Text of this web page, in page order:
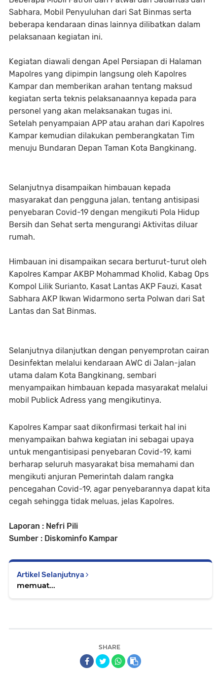
Sabhara, Mobil Penyuluhan dari Sat Binmas serta
beberapa kendaraan dinas lainnya dilibatkan dalam
pelaksanaan kegiatan ini.
Kegiatan diawali dengan Apel Persiapan di Halaman
Mapolres yang dipimpin langsung oleh Kapolres
Kampar dan memberikan arahan tentang maksud
kegiatan serta teknis pelaksanaannya kepada para
personel yang akan melaksanakan tugas ini.
Setelah penyampaian APP atau arahan dari Kapolres
Kampar kemudian dilakukan pemberangkatan Tim
menuju Bundaran Depan Taman Kota Bangkinang.
Selanjutnya disampaikan himbauan kepada
masyarakat dan pengguna jalan, tentang antisipasi
penyebaran Covid-19 dengan mengikuti Pola Hidup
Bersih dan Sehat serta mengurangi Aktivitas diluar
rumah.
Himbauan ini disampaikan secara berturut-turut oleh
Kapolres Kampar AKBP Mohammad Kholid, Kabag Ops
Kompol Lilik Surianto, Kasat Lantas AKP Fauzi, Kasat
Sabhara AKP Ikwan Widarmono serta Polwan dari Sat
Lantas dan Sat Binmas.
Selanjutnya dilanjutkan dengan penyemprotan cairan
Desinfektan melalui kendaraan AWC di Jalan-jalan
utama dalam Kota Bangkinang, sembari
menyampaikan himbauan kepada masyarakat melalui
mobil Publick Adress yang mengikutinya.
Kapolres Kampar saat dikonfirmasi terkait hal ini
menyampaikan bahwa kegiatan ini sebagai upaya
untuk mengantisipasi penyebaran Covid-19, kami
berharap seluruh masyarakat bisa memahami dan
mengikuti anjuran Pemerintah dalam rangka
pencegahan Covid-19, agar penyebarannya dapat kita
cegah sehingga tidak meluas, jelas Kapolres.
Laporan : Nefri Pili
Sumber : Diskominfo Kampar
Artikel Selanjutnya
memuat...
SHARE